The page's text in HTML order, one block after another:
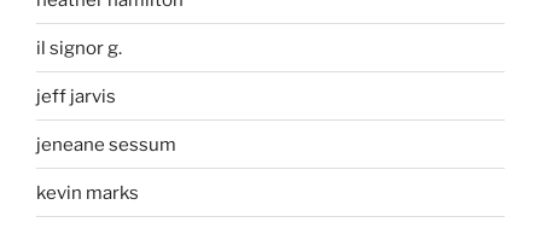
il signor g.
jeff jarvis
jeneane sessum
kevin marks